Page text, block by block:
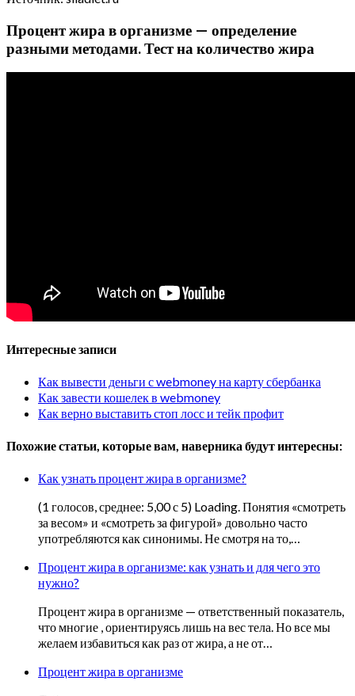
Процент жира в организме — определение
разными методами. Тест на количество жира
Интересные записи
Как вывести деньги с webmoney на карту сбербанка
Как завести кошелек в webmoney
Как верно выставить стоп лосс и тейк профит
Похожие статьи, которые вам, наверника будут интересны:
Как узнать процент жира в организме?
(1 голосов, среднее: 5,00 с 5) Loading. Понятия «смотреть
за весом» и «смотреть за фигурой» довольно часто
употребляются как синонимы. Не смотря на то,…
Процент жира в организме: как узнать и для чего это
нужно?
Процент жира в организме — ответственный показатель,
что многие , ориентируясь лишь на вес тела. Но все мы
желаем избавиться как раз от жира, а не от…
Процент жира в организме